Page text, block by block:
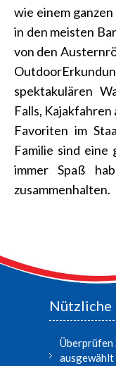
wie einem
in den meisten
von den
spektakulären
Falls, Kajakfahren
Favoriten im
Familie sind eine
immer Spaß
zusammenhalten.
Nützliche
Überprüfen